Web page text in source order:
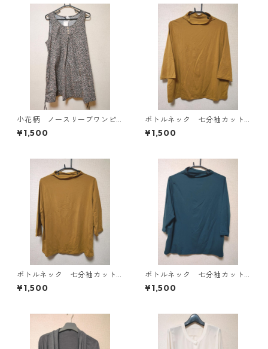
小花柄 ノースリーブワンピ
ース ４Ｌ ブラック KAE-
4819
¥1,500
ボトルネック 七分袖カット
ソー ４Ｌ マスタード KA
E-4818
¥1,500
ボトルネック 七分袖カット
ソー ４Ｌ マスタード KA
E-4816
¥1,500
ボトルネック 七分袖カット
ソー ４Ｌ ティールグリー
ン KAE-4815
¥1,500